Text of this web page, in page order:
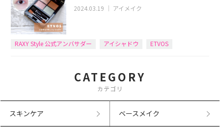
2024.03.19 ｜ アイメイク
RAXY Style 公式アンバサダー アイシャドウ ETVOS
CATEGORY
カテゴリ
スキンケア ベースメイク